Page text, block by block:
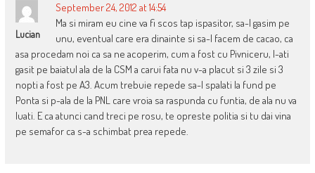
Lucian
September 24, 2012 at 14:54
Ma si miram eu cine va fi scos tap ispasitor, sa-l gasim pe
unu, eventual care era dinainte si sa-l facem de cacao, ca
asa procedam noi ca sa ne acoperim, cum a fost cu Pivniceru, l-ati
gasit pe baiatul ala de la CSM a carui fata nu v-a placut si 3 zile si 3
nopti a fost pe A3. Acum trebuie repede sa-l spalati la fund pe
Ponta si p-ala de la PNL care vroia sa raspunda cu funtia, de ala nu va
luati. E ca atunci cand treci pe rosu, te opreste politia si tu dai vina
pe semafor ca s-a schimbat prea repede.